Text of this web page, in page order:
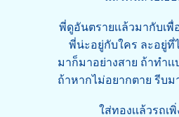
พี่ดูอันตรายเเล้วมากับเ
พี่น่ะอยู่กับใคร ละอยู่ที่
มาก็มาอย่างสาย ถ้าทำเ
ถ้าหากไม่อยากตาย รีบม
ใส่ทองเเล้วรถเ